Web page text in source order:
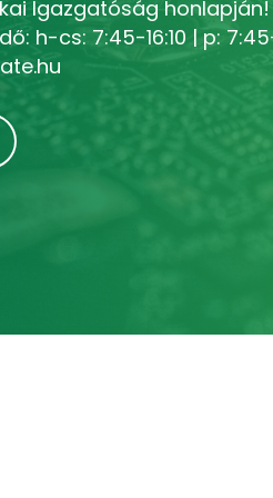
helpdesk